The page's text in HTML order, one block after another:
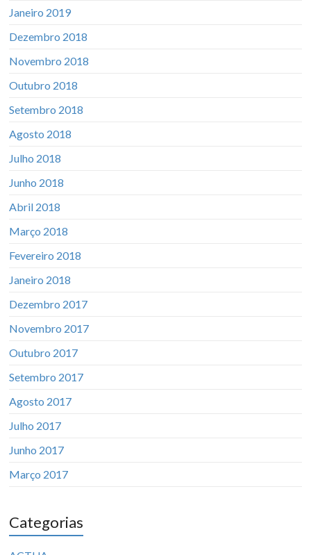
Janeiro 2019
Dezembro 2018
Novembro 2018
Outubro 2018
Setembro 2018
Agosto 2018
Julho 2018
Junho 2018
Abril 2018
Março 2018
Fevereiro 2018
Janeiro 2018
Dezembro 2017
Novembro 2017
Outubro 2017
Setembro 2017
Agosto 2017
Julho 2017
Junho 2017
Março 2017
Categorias